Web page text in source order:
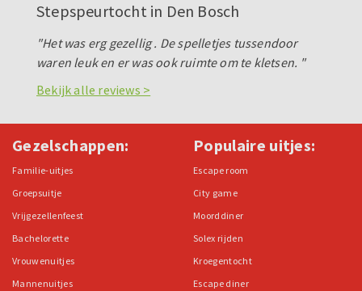
Stepspeurtocht in Den Bosch
"Het was erg gezellig . De spelletjes tussendoor
waren leuk en er was ook ruimte om te kletsen. "
Bekijk alle reviews >
Gezelschappen:
Familie-uitjes
Groepsuitje
Vrijgezellenfeest
Bachelorette
Vrouwenuitjes
Mannenuitjes
Populaire uitjes:
Escape room
City game
Moorddiner
Solex rijden
Kroegentocht
Escape diner